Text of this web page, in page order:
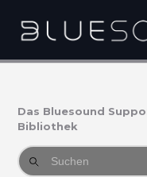
Das Bluesound
Bibliothek